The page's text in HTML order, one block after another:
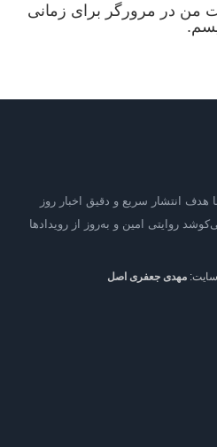
من در مرورگر برای زمانی
هدف انتشار سریع و دقیق اخبار روز
روایتی امین و به‌روز از رویدادها
مهدی جعفری اصل